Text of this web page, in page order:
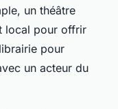
un théâtre
local pour offrir
pour
un acteur du